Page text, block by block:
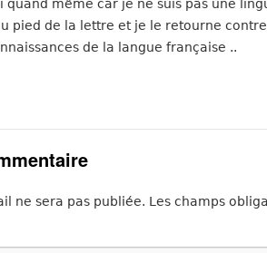
quand même car je ne suis pas une
pied de la lettre et je le retourne
de la langue française ..
ne sera pas publiée. Les champs